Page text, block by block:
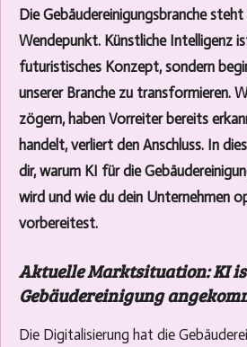
Die Gebäudereinigungsbranche
Wendepunkt. Künstliche Intelligenz
futuristisches Konzept, sondern
unserer Branche zu transformieren.
zögern, haben Vorreiter bereits
handelt, verliert den Anschluss. In
dir, warum KI für die
wird und wie du dein Unternehmen
vorbereitest.
Aktuelle Marktsituation: KI
Gebäudereinigung
Die Digitalisierung hat die